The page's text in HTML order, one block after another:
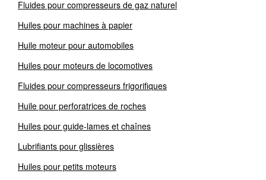
Fluides pour compresseurs de gaz naturel
Huiles pour machines à papier
Huile moteur pour automobiles
Huiles pour moteurs de locomotives
Fluides pour compresseurs frigorifiques
Huile pour perforatrices de roches
Huiles pour guide-lames et chaînes
Lubrifiants pour glissières
Huiles pour petits moteurs